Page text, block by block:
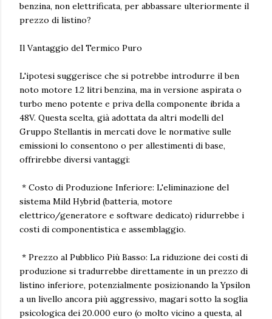
benzina, non elettrificata, per abbassare ulteriormente il
prezzo di listino?
Il Vantaggio del Termico Puro
L'ipotesi suggerisce che si potrebbe introdurre il ben
noto motore 1.2 litri benzina, ma in versione aspirata o
turbo meno potente e priva della componente ibrida a
48V. Questa scelta, già adottata da altri modelli del
Gruppo Stellantis in mercati dove le normative sulle
emissioni lo consentono o per allestimenti di base,
offrirebbe diversi vantaggi:
* Costo di Produzione Inferiore: L'eliminazione del
sistema Mild Hybrid (batteria, motore
elettrico/generatore e software dedicato) ridurrebbe i
costi di componentistica e assemblaggio.
* Prezzo al Pubblico Più Basso: La riduzione dei costi di
produzione si tradurrebbe direttamente in un prezzo di
listino inferiore, potenzialmente posizionando la Ypsilon
a un livello ancora più aggressivo, magari sotto la soglia
psicologica dei 20.000 euro (o molto vicino a questa, al